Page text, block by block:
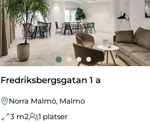
Fredriksbergsgatan 1 a
Norra Malmö, Malmo
3 m2 1 platser